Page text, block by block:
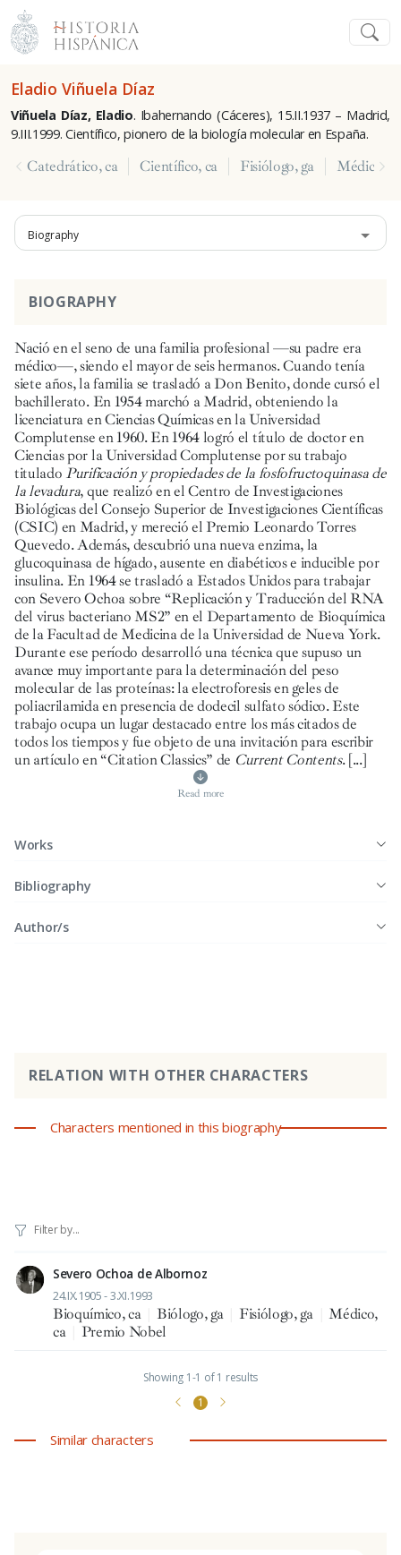
Eladio Viñuela Díaz
Viñuela Díaz, Eladio. Ibahernando (Cáceres), 15.II.1937 – Madrid,
9.III.1999. Científico, pionero de la biología molecular en España.
Catedrático, ca Científico, ca Fisiólogo, ga Médico, ca
Biography
BIOGRAPHY
Nació en el seno de una familia profesional —su padre era
médico—, siendo el mayor de seis hermanos. Cuando tenía
siete años, la familia se trasladó a DonBenito, donde cursó el
bachillerato. En 1954 marchó a Madrid, obteniendo la
licenciatura en Ciencias Químicas en la Universidad
Complutense en 1960. En 1964 logró el título de doctor en
Ciencias por la Universidad Complutense por su trabajo
titulado Purificación y propiedades de la fosfofructoquinasa de
la levadura, que realizó en el Centro de Investigaciones
Biológicas del Consejo Superior de Investigaciones Científicas
(CSIC) en Madrid, y mereció el Premio Leonardo Torres
Quevedo. Además, descubrió una nueva enzima, la
glucoquinasa de hígado, ausente en diabéticos e inducible por
insulina. En 1964 se trasladó a Estados Unidos para trabajar
con Severo Ochoa sobre “Replicación y Traducción del RNA
del virus bacteriano MS2” en el Departamento de Bioquímica
de la Facultad de Medicina de la Universidad de Nueva York.
Durante ese período desarrolló una técnica que supuso un
avance muy importante para la determinación del peso
molecular de las proteínas: la electroforesis en geles de
poliacrilamida en presencia de dodecil sulfato sódico. Este
trabajo ocupa un lugar destacado entre los más citados de
todos los tiempos y fue objeto de una invitación para escribir
un artículo en “Citation Classics” de Current Contents.[...]
Read more
Works
Bibliography
Author/s
RELATION WITH OTHER CHARACTERS
Characters mentioned in this biography
Severo Ochoa de Albornoz
24.IX.1905 - 3.XI.1993
Bioquímico, ca Biólogo, ga Fisiólogo, ga
Médico,
ca
Premio Nobel
Showing 1-1 of 1 results
1
Similar characters